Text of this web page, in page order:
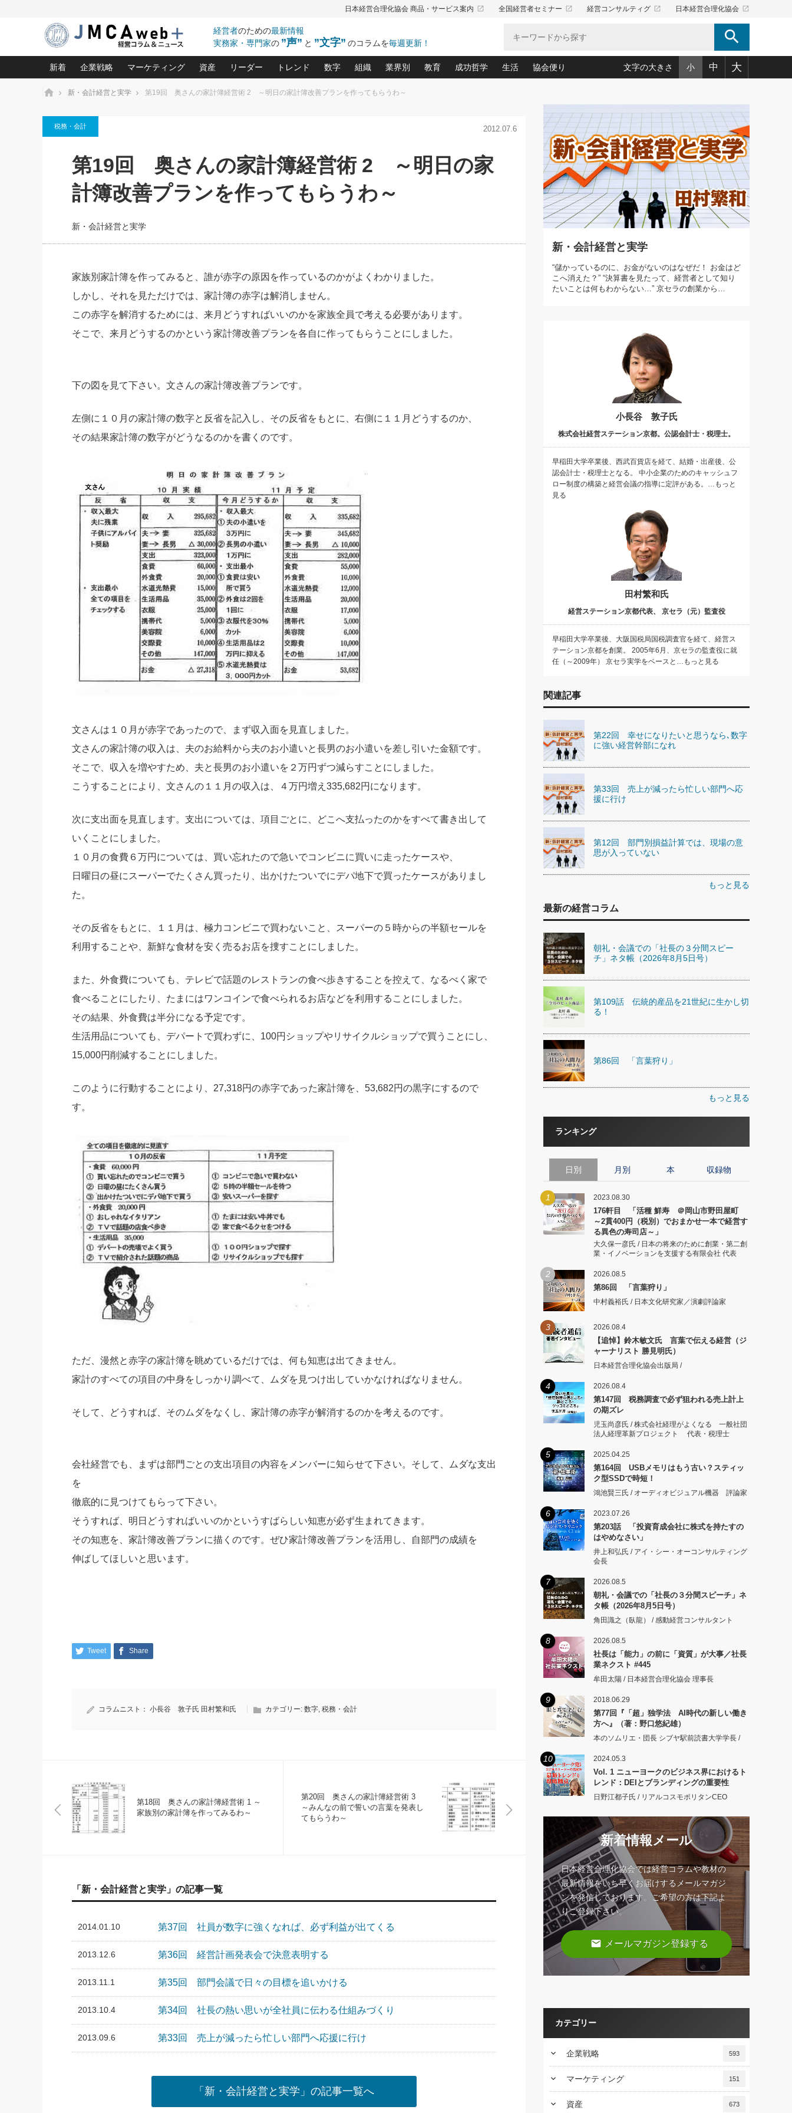
日本経営合理化協会 商品・サービス案内 launch 全国経営者セミナー launch 経営コンサルティグ launch 日本経営合理化協会 launch
経営者のための最新情報
実務家・専門家の ”声” と ”文字” のコラムを毎週更新！ search
新着
朝礼・会議での「社長の３分間
日号）
2026.08.5
第109話 伝統的産品を21世紀
に生かし切る！
2026.08.5 2026.08.5 2026.08.4
【追悼】鈴木敏文氏 言葉で伝
える経営（ジャーナリスト 勝
見明氏）
もっとみる
企業戦略
中小企業の「１位づくり」戦略(96)
利益を最大化する「業務改善」横田尚哉氏(5)
強い会社を築く ビジネス・クリニック(240)
日本レーザー「人を大切にしながら利益を上げる経営」の極意
(3)
武器としてのM&A入門(3)
社長のための“儲かる通販”戦略視点(151)
継続経営 百話百行(85)
マーケティング
ロングセラーの玉手箱(9)
大復活＆快進撃！ユニバーサルスタジオジャパンの成功要因と
は(5)
資産
中国経済の最新動向(204)
事業承継の前に、決めておきたい、知っておきたい、やってお
きたいコト(12)
会社と社長のための資産管理講座(95)
リーダー
ピョートル・F・グジバチの『経営戦略の新常識』(12)
指導者たる者かくあるべし(635)
朝礼・会議での「社長の３分間スピーチ」ネタ帳(159)
次もあなたにお願いしたいと思われる「一流の仕事術」(28)
社長の右腕をつくる 人と組織を動かす(200)
酒井英之の社長のビジョン実現道場(10)
トレンド
北村森の「今月のヒット商品」(109)
次の売れ筋をつかむ術(102)
社長のメシの種 4.0(206)
数字
おカネが残る決算書にするために、やっておきたいこと(34)
会社を守り抜くための緊急対策(100)
強い決算書の会社はココが違う！(36)
損益分岐点を下げる、Ｐ／Ｌ不況時代の新戦略(12)
銀行交渉はこうしなさい！(12)
組織
職場の生産性を下げるハラスメントの予防策(10)
賃金決定の定石(68)
顧客・社員・社会から支持される「ウェルビーイング経営入
門」(23)
業界別
大久保一彦の“流行る”お店の仕組みづくり(210)
柿内幸夫─社長のための現場改善(174)
教育
あなただからお願いしたいと思われる 気配りの達人(127)
クレーム対応 実践マニュアル(92)
クレーム対応の新知識と新常識(57)
デキル社員に育てる！ 社員教育の決め手(203)
東川鷹年の「中小企業の人育て」(38)
成功哲学
中国哲学に学ぶ 不況は会社守成の好機(38)
令和時代の「社長の人間力の磨き方」(86)
先人の名句名言の教え 東洋思想に学ぶ経営学(132)
渡部昇一の「日本の指導者たち」(32)
経営に活かす“十八史略”(30)
生活
おのころ心平の ──社長のための「か・ら・だマネジメント」
(50)
デジタルＡＶを味方に！新・仕事術(180)
リーダー脳の鍛え方(32)
ワインを楽しむ基礎レッスン(12)
必読！社長が読むべき今月の4冊(88)
眼と耳で楽しむ読書術(162)
社長の「氣」(30)
米国スポーツ・ビジネスに学ぶ心理学(98)
高橋一喜の『これぞ！"本物の温泉"』(157)
協会便り
「愛読者通信」著者インタビュー(44)
ビジネス見聞録 経営ニュース(100)
作間信司の経営無形庵(けいえいむぎょうあん)(166)
経営セミナー情報局(1)
繁栄への着眼点 牟田太陽(76)
講話を聞いて学ぼう 実学・耳学・磨く「ミミガク」のすすめ
(7)
文字の大きさ 小 中 大
ホーム 新・会計経営と実学 第19回 奥さんの家計簿経営術 2 ～明日の家計簿改善プランを作ってもらうわ～
税務・会計 2012.07.6
第19回 奥さんの家計簿経営術 2 ～明日の家
計簿改善プランを作ってもらうわ～
新・会計経営と実学
家族別家計簿を作ってみると、誰が赤字の原因を作っているのかがよくわかりました。
しかし、それを見ただけでは、家計簿の赤字は解消しません。
この赤字を解消するためには、来月どうすればいいのかを家族全員で考える必要があります。
そこで、来月どうするのかという家計簿改善プランを各自に作ってもらうことにしました。
下の図を見て下さい。文さんの家計簿改善プランです。
左側に１０月の家計簿の数字と反省を記入し、その反省をもとに、右側に１１月どうするのか、
その結果家計簿の数字がどうなるのかを書くのです。
文さんは１０月が赤字であったので、まず収入面を見直しました。
文さんの家計簿の収入は、夫のお給料から夫のお小遣いと長男のお小遣いを差し引いた金額です。
そこで、収入を増やすため、夫と長男のお小遣いを２万円ずつ減らすことにしました。
こうすることにより、文さんの１１月の収入は、４万円増え335,682円になります。
次に支出面を見直します。支出については、項目ごとに、どこへ支払ったのかをすべて書き出して
いくことにしました。
１０月の食費６万円については、買い忘れたので急いでコンビニに買いに走ったケースや、
日曜日の昼にスーパーでたくさん買ったり、出かけたついでにデパ地下で買ったケースがありまし
た。
その反省をもとに、１１月は、極力コンビニで買わないこと、スーパーの５時からの半額セールを
利用することや、新鮮な食材を安く売るお店を捜すことにしました。
また、外食費についても、テレビで話題のレストランの食べ歩きすることを控えて、なるべく家で
食べることにしたり、たまにはワンコインで食べられるお店などを利用することにしました。
その結果、外食費は半分になる予定です。
生活用品についても、デパートで買わずに、100円ショップやリサイクルショップで買うことにし、
15,000円削減することにしました。
このように行動することにより、27,318円の赤字であった家計簿を、53,682円の黒字にするので
す。
ただ、漫然と赤字の家計簿を眺めているだけでは、何も知恵は出てきません。
家計のすべての項目の中身をしっかり調べて、ムダを見つけ出していかなければなりません。
そして、どうすれば、そのムダをなくし、家計簿の赤字が解消するのかを考えるのです。
会社経営でも、まずは部門ごとの支出項目の内容をメンバーに知らせて下さい。そして、ムダな支出
を
徹底的に見つけてもらって下さい。
そうすれば、明日どうすればいいのかというすばらしい知恵が必ず生まれてきます。
その知恵を、家計簿改善プランに描くのです。ぜひ家計簿改善プランを活用し、自部門の成績を
伸ばしてほしいと思います。
Tweet Share
コラムニスト： 小長谷 敦子氏 田村繁和氏 カテゴリー: 数字, 税務・会計
第18回 奥さんの家計簿経営術 1 ～
家族別の家計簿を作ってみるわ～
第20回 奥さんの家計簿経営術 3
～みんなの前で誓いの言葉を発表し
てもらうわ～
「新・会計経営と実学」の記事一覧
2014.01.10 第37回 社員が数字に強くなれば、必ず利益が出てくる
2013.12.6 第36回 経営計画発表会で決意表明する
2013.11.1 第35回 部門会議で日々の目標を追いかける
2013.10.4 第34回 社長の熱い思いが全社員に伝わる仕組みづくり
2013.09.6 第33回 売上が減ったら忙しい部門へ応援に行け
「新・会計経営と実学」の記事一覧へ
新・会計経営と実学
“儲かっているのに、お金がないのはなぜだ！ お金はど
こへ消えた？” “決算書を見たって、経営者として知り
たいことは何もわからない…” 京セラの創業から…
小長谷 敦子氏
株式会社経営ステーション京都。公認会計士・税理士。
早稲田大学卒業後、西武百貨店を経て、結婚・出産後、公
認会計士・税理士となる。 中小企業のためのキャッシュフ
ロー制度の構築と経営会議の指導に定評がある。…もっと
見る
田村繁和氏
経営ステーション京都代表、 京セラ（元）監査役
早稲田大学卒業後、大阪国税局国税調査官を経て、経営ス
テーション京都を創業。 2005年6月、京セラの監査役に就
任（～2009年） 京セラ実学をベースと…もっと見る
関連記事
第22回 幸せになりたいと思うなら､数字
に強い経営幹部になれ
第33回 売上が減ったら忙しい部門へ応
援に行け
第12回 部門別損益計算では、現場の意
思が入っていない
もっと見る
最新の経営コラム
朝礼・会議での「社長の３分間スピー
チ」ネタ帳（2026年8月5日号）
第109話 伝統的産品を21世紀に生かし切
る！
第86回 「言葉狩り」
もっと見る
ランキング
日別 月別 本 収録物
1 2023.08.30
176軒目 「活種 鮮寿 ＠岡山市野田屋町
～2貫400円（税別）でおまかせ一本で経営す
る異色の寿司店～」
大久保一彦氏 / 日本の将来のために創業・第二創
業・イノベーションを支援する有限会社 代表
2 2026.08.5
第86回 「言葉狩り」
中村義裕氏 / 日本文化研究家／演劇評論家
3 2026.08.4
【追悼】鈴木敏文氏 言葉で伝える経営（ジ
ャーナリスト 勝見明氏）
日本経営合理化協会出版局 /
4 2026.08.4
第147回 税務調査で必ず狙われる売上計上
の期ズレ
児玉尚彦氏 / 株式会社経理がよくなる 一般社団
法人経理革新プロジェクト 代表・税理士
5 2025.04.25
第164回 USBメモリはもう古い？スティッ
ク型SSDで時短！
鴻池賢三氏 / オーディオビジュアル機器 評論家
6 2023.07.26
第203話 「投資育成会社に株式を持たすの
はやめなさい」
井上和弘氏 / アイ・シー・オーコンサルティング
会長
7 2026.08.5
朝礼・会議での「社長の３分間スピーチ」ネ
タ帳（2026年8月5日号）
角田識之（臥龍） / 感動経営コンサルタント
8 2026.08.5
社長は「能力」の前に「資質」が大事／社長
業ネクスト #445
牟田太陽 / 日本経営合理化協会 理事長
9 2018.06.29
第77回『「超」独学法 AI時代の新しい働き
方へ』（著：野口悠紀雄）
本のソムリエ・団長 シブヤ駅前読書大学学長 /
10 2024.05.3
Vol. 1 ニューヨークのビジネス界におけるト
レンド：DEIとブランディングの重要性
日野江都子氏 / リアルコスモポリタンCEO
新着情報メール
日本経営合理化協会では経営コラムや教材の
最新情報をいち早くお届けするメールマガジ
ンを発信しております。ご希望の方は下記よ
りご登録下さい。
email メールマガジン登録する
カテゴリー
keyboard_arrow_down 企業戦略 593
keyboard_arrow_down マーケティング 151
keyboard_arrow_down 資産 673